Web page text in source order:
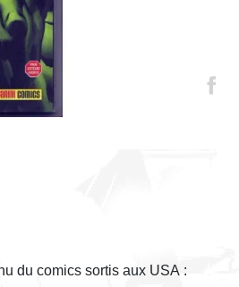
du comics sortis aux USA :